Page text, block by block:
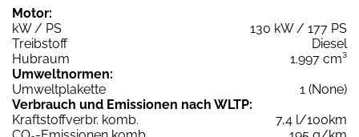
Motor:
kW / PS
130 kW / 177 PS
Treibstoff
Diesel
Hubraum
1.997 cm³
Umweltnormen:
Umweltplakette
1 (None)
Verbrauch und Emissionen nach WLTP:
Kraftstoffverbr. komb.
7,4 l/100km